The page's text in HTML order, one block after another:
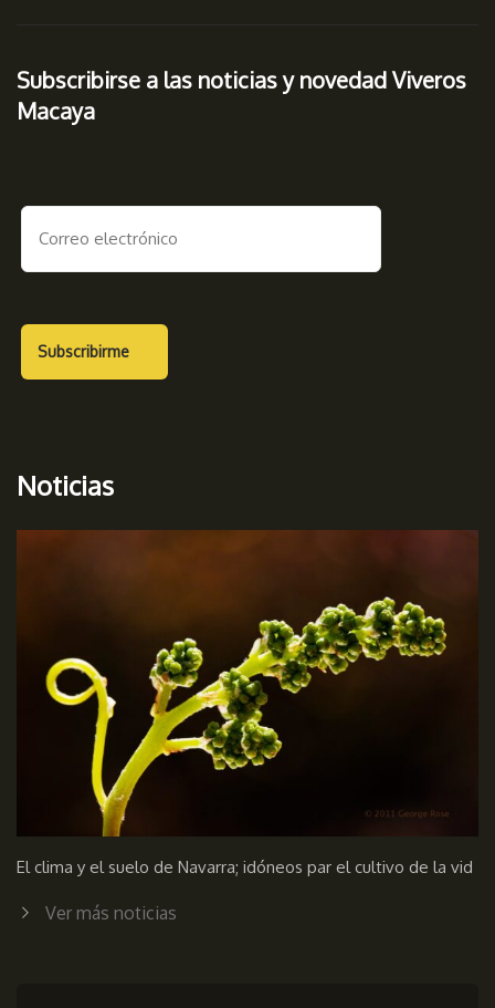
Subscribirse a las noticias y novedad Viveros
Macaya
Noticias
El clima y el suelo de Navarra; idóneos par el cultivo de la vid
Ver más noticias